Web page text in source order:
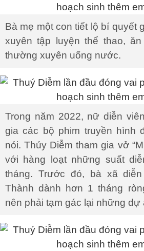
Bà mẹ một con tiết lộ bí quyết
xuyên tập luyện thể thao,
thường xuyên uống nước.
Trong năm 2022, nữ diễn
gia các bộ phim truyền hình
nói. Thúy Diễm tham gia vở
với hàng loạt những suất
tháng. Trước đó, bà xã
Thành dành hơn 1 tháng
nên phải tạm gác lại những dự